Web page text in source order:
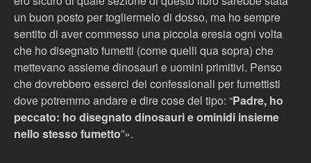
un buon posto per togliermelo di dosso, ma ho sempre
sentito di aver commesso una piccola eresia ogni volta
che ho disegnato fumetti (come quelli qua sopra) che
mettevano assieme dinosauri e uomini primitivi. Penso
che dovrebbero esserci dei confessionali per fumettisti
dove potremmo andare e dire cose del tipo: “Padre, ho
peccato: ho disegnato dinosauri e ominidi insieme
nello stesso fumetto”».